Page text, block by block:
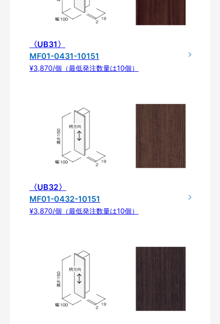
〈UB31〉
MF01-0431-10151
¥3,870/個（最低発注数量は10個）
〈UB32〉
MF01-0432-10151
¥3,870/個（最低発注数量は10個）